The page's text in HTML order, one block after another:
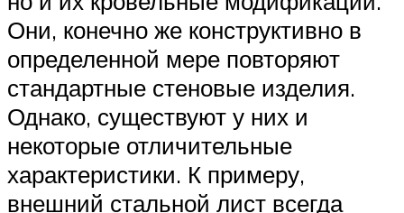
Они, конечно же конструктивно в
определенной мере повторяют
стандартные стеновые изделия.
Однако, существуют у них и
некоторые отличительные
характеристики. К примеру,
внешний стальной лист всегда